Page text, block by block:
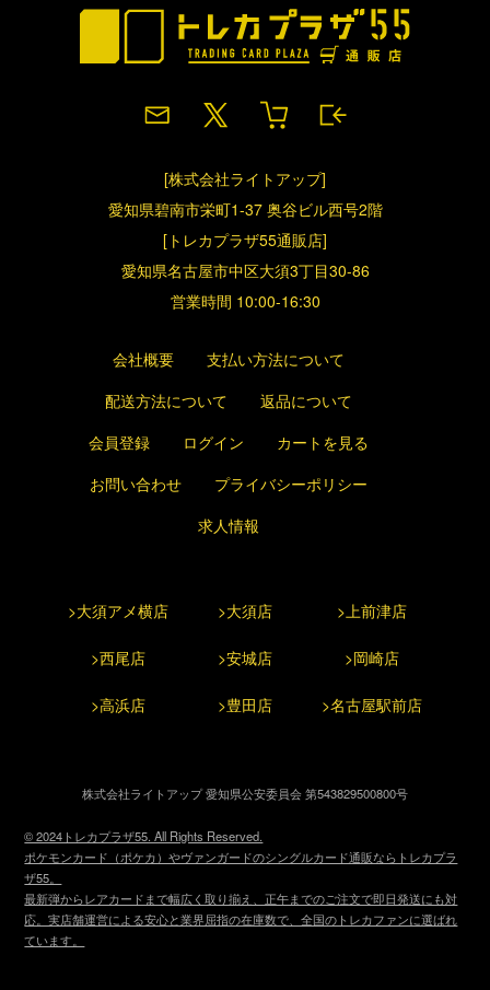
[株式会社ライトアップ]
愛知県碧南市栄町1-37 奥谷ビル西号2階
[トレカプラザ55通販店]
愛知県名古屋市中区大須3丁目30-86
営業時間 10:00-16:30
会社概要
支払い方法について
配送方法について
返品について
会員登録
ログイン
カートを見る
お問い合わせ
プライバシーポリシー
求人情報
>大須アメ横店 >大須店 >上前津店
>西尾店 >安城店 >岡崎店
>高浜店 >豊田店 >名古屋駅前店
株式会社ライトアップ 愛知県公安委員会 第543829500800号
© 2024トレカプラザ55. All Rights Reserved.
ポケモンカード（ポケカ）やヴァンガードのシングルカード通販ならトレカプラ
ザ55。
最新弾からレアカードまで幅広く取り揃え、正午までのご注文で即日発送にも対
応。実店舗運営による安心と業界屈指の在庫数で、全国のトレカファンに選ばれ
ています。